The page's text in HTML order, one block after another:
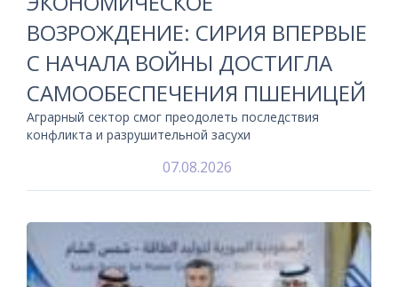
ВОЗРОЖДЕНИЕ: СИРИЯ ВПЕРВЫЕ
С НАЧАЛА ВОЙНЫ ДОСТИГЛА
САМООБЕСПЕЧЕНИЯ ПШЕНИЦЕЙ
Аграрный сектор смог преодолеть последствия
конфликта и разрушительной засухи
07.08.2026